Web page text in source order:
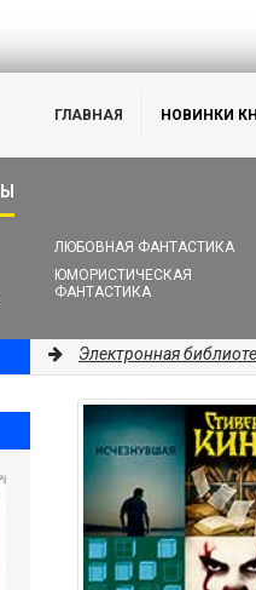
ГЛАВНАЯ НОВИНКИ
ЛЮБОВНАЯ ФАНТАСТИКА
ЮМОРИСТИЧЕСКАЯ
ФАНТАСТИКА
Электронная